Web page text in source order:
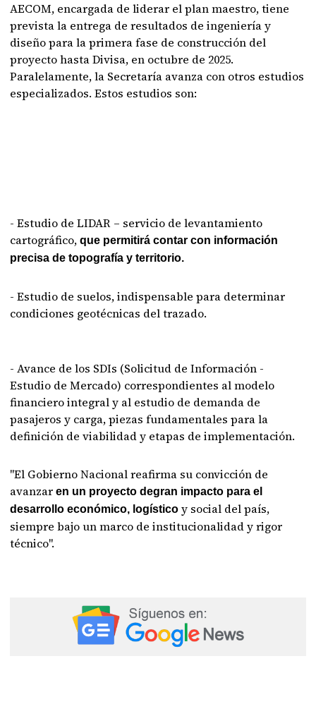
AECOM, encargada de liderar el plan maestro, tiene
prevista la entrega de resultados de ingeniería y
diseño para la primera fase de construcción del
proyecto hasta Divisa, en octubre de 2025.
Paralelamente, la Secretaría avanza con otros estudios
especializados. Estos estudios son:
- Estudio de LIDAR – servicio de levantamiento
cartográfico,que permitirá contar con información
precisa de topografía y territorio.
- Estudio de suelos, indispensable para determinar
condiciones geotécnicas del trazado.
- Avance de los SDIs (Solicitud de Información -
Estudio de Mercado) correspondientes al modelo
financiero integral y al estudio de demanda de
pasajeros y carga, piezas fundamentales para la
definición de viabilidad y etapas de implementación.
"El Gobierno Nacional reafirma su convicción de
avanzar en un proyecto degran impacto para el
desarrollo económico, logístico y social del país,
siempre bajo un marco de institucionalidad y rigor
técnico".